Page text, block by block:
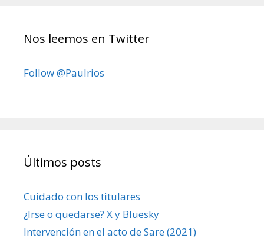
Nos leemos en Twitter
Follow @Paulrios
Últimos posts
Cuidado con los titulares
¿Irse o quedarse? X y Bluesky
Intervención en el acto de Sare (2021)